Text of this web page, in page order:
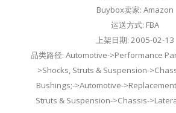
Buybox卖家: Amazon
运送方式: FBA
上架日期: 2005-02-13
品类路径: Automotive->Performance
>Shocks, Struts & Suspension-
Bushings;->Automotive-
Struts & Suspension->Chassis-